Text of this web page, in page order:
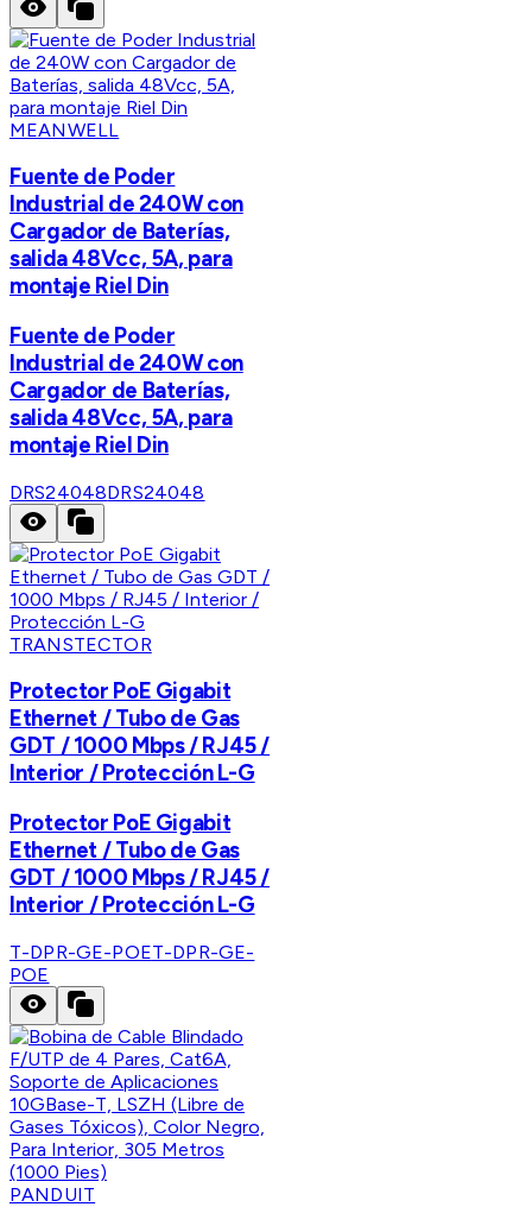
MEANWELL
Fuente de Poder
Industrial de 240W con
Cargador de Baterías,
salida 48Vcc, 5A, para
montaje Riel Din
Fuente de Poder
Industrial de 240W con
Cargador de Baterías,
salida 48Vcc, 5A, para
montaje Riel Din
DRS24048DRS24048
TRANSTECTOR
Protector PoE Gigabit
Ethernet / Tubo de Gas
GDT / 1000 Mbps / RJ45 /
Interior / Protección L-G
Protector PoE Gigabit
Ethernet / Tubo de Gas
GDT / 1000 Mbps / RJ45 /
Interior / Protección L-G
T-DPR-GE-POET-DPR-GE-
POE
PANDUIT